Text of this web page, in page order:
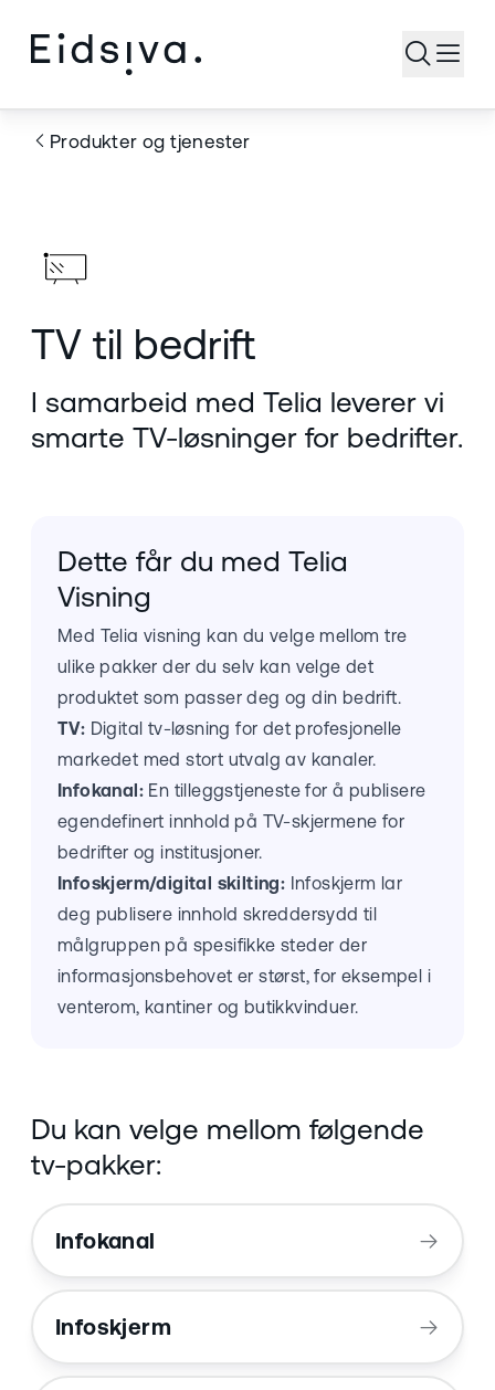
Åpne
Produkter og tjenester
TV til bedrift
I samarbeid med Telia leverer vi
smarte TV-løsninger for bedrifter.
Dette får du med Telia
Visning
Med Telia visning kan du velge mellom tre
ulike pakker der du selv kan velge det
produktet som passer deg og din bedrift.
TV: Digital tv-løsning for det profesjonelle
markedet med stort utvalg av kanaler.
Infokanal: En tilleggstjeneste for å publisere
egendefinert innhold på TV-skjermene for
bedrifter og institusjoner.
Infoskjerm/digital skilting: Infoskjerm lar
deg publisere innhold skreddersydd til
målgruppen på spesifikke steder der
informasjonsbehovet er størst, for eksempel i
venterom, kantiner og butikkvinduer.
Du kan velge mellom følgende
tv-pakker:
Infokanal
Infoskjerm